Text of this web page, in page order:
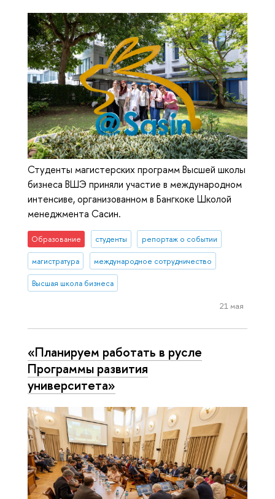
Студенты магистерских программ Высшей школы
бизнеса ВШЭ приняли участие в международном
интенсиве, организованном в Бангкоке Школой
менеджмента Сасин.
Образование студенты репортаж о событии
магистратура международное сотрудничество
Высшая школа бизнеса
21 мая
«Планируем работать в русле
Программы развития
университета»